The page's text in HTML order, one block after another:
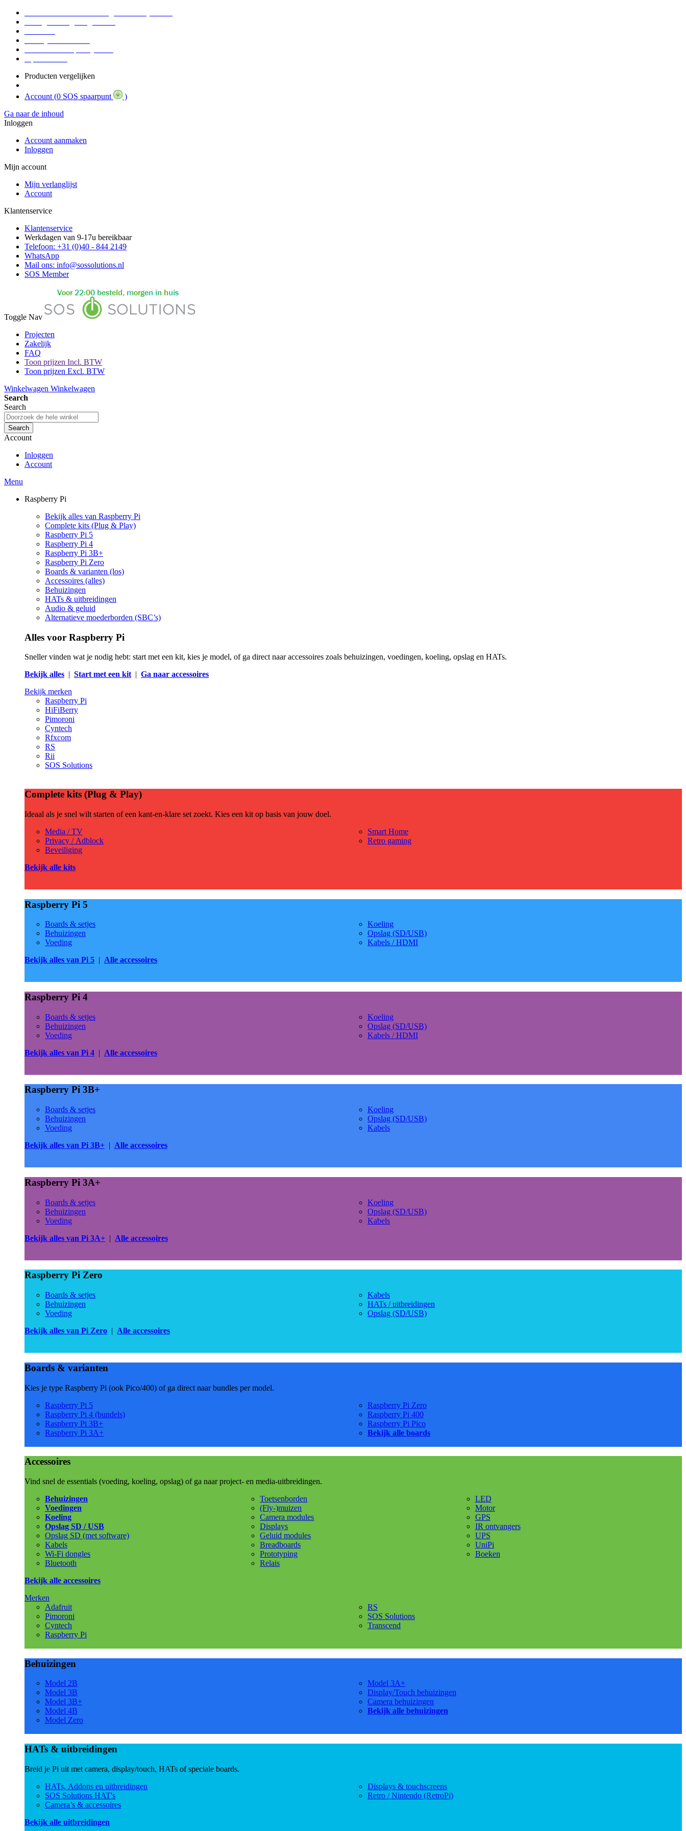
Producten vergelijken
Account (0 SOS spaarpunt
)
Ga naar de inhoud
Inloggen
Account aanmaken
Inloggen
Mijn account
Mijn verlanglijst
Account
Klantenservice
Klantenservice
Werkdagen van 9-17u bereikbaar
Telefoon: +31 (0)40 - 844 2149
WhatsApp
Mail ons: info@sossolutions.nl
SOS Member
Toggle Nav
Projecten
Zakelijk
FAQ
Toon prijzen Incl. BTW
Toon prijzen Excl. BTW
Winkelwagen Winkelwagen
Search
Search
Search
Account
Inloggen
Account
Menu
Raspberry Pi
Bekijk alles van Raspberry Pi
Complete kits (Plug & Play)
Raspberry Pi 5
Raspberry Pi 4
Raspberry Pi 3B+
Raspberry Pi Zero
Boards & varianten (los)
Accessoires (alles)
Behuizingen
HATs & uitbreidingen
Audio & geluid
Alternatieve moederborden (SBC’s)
Alles voor Raspberry Pi
Sneller vinden wat je nodig hebt: start met een kit, kies je model, of ga direct naar accessoires zoals behuizingen, voedingen, koeling, opslag en HATs.
Bekijk alles | Start met een kit| Ga naar accessoires
Bekijk merken
Raspberry Pi
HiFiBerry
Pimoroni
Cyntech
Rfxcom
RS
Rii
SOS Solutions
Complete kits (Plug & Play)
Ideaal als je snel wilt starten of een kant-en-klare set zoekt. Kies een kit op basis van jouw doel.
Media / TV
Privacy / Adblock
Beveiliging
Smart Home
Retro gaming
Bekijk alle kits
Raspberry Pi 5
Boards & setjes
Behuizingen
Voeding
Koeling
Opslag (SD/USB)
Kabels / HDMI
Bekijk alles van Pi 5 | Alle accessoires
Raspberry Pi 4
Boards & setjes
Behuizingen
Voeding
Koeling
Opslag (SD/USB)
Kabels / HDMI
Bekijk alles van Pi 4 | Alle accessoires
Raspberry Pi 3B+
Boards & setjes
Behuizingen
Voeding
Koeling
Opslag (SD/USB)
Kabels
Bekijk alles van Pi 3B+ | Alle accessoires
Raspberry Pi 3A+
Boards & setjes
Behuizingen
Voeding
Koeling
Opslag (SD/USB)
Kabels
Bekijk alles van Pi 3A+ | Alle accessoires
Raspberry Pi Zero
Boards & setjes
Behuizingen
Voeding
Kabels
HATs / uitbreidingen
Opslag (SD/USB)
Bekijk alles van Pi Zero | Alle accessoires
Boards & varianten
Kies je type Raspberry Pi (ook Pico/400) of ga direct naar bundles per model.
Raspberry Pi 5
Raspberry Pi 4 (bundels)
Raspberry Pi 3B+
Raspberry Pi 3A+
Raspberry Pi Zero
Raspberry Pi 400
Raspberry Pi Pico
Bekijk alle boards
Accessoires
Vind snel de essentials (voeding, koeling, opslag) of ga naar project- en media-uitbreidingen.
Behuizingen
Voedingen
Koeling
Opslag SD / USB
Opslag SD (met software)
Kabels
Wi-Fi dongles
Bluetooth
Toetsenborden
(Fly-)muizen
Camera modules
Displays
Geluid modules
Breadboards
Prototyping
Relais
LED
Motor
GPS
IR ontvangers
UPS
UniPi
Boeken
Bekijk alle accessoires
Merken
Adafruit
Pimoroni
Cyntech
Raspberry Pi
RS
SOS Solutions
Transcend
Behuizingen
Model 2B
Model 3B
Model 3B+
Model 4B
Model Zero
Model 3A+
Display/Touch behuizingen
Camera behuizingen
Bekijk alle behuizingen
HATs & uitbreidingen
Breid je Pi uit met camera, display/touch, HATs of speciale boards.
HATs, Addons en uitbreidingen
SOS Solutions HAT's
Camera’s & accessoires
Displays & touchscreens
Retro / Nintendo (RetroPi)
Bekijk alle uitbreidingen